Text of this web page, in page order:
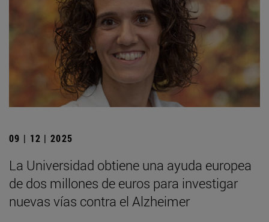
09 | 12 | 2025
La Universidad obtiene una ayuda europea
de dos millones de euros para investigar
nuevas vías contra el Alzheimer